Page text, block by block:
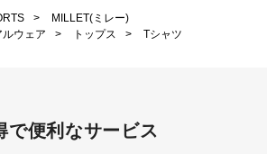
>
MILLET(ミレー)
ウェア > トップス >
Tシャツ
で便利なサービス